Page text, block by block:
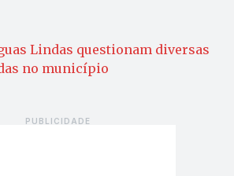
Lindas questionam diversas
no município